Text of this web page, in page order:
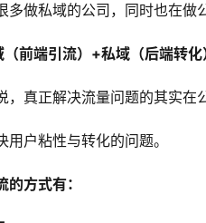
多做私域的公司，同时也在做
前端引流）+私域（后端转化
，真正解决流量问题的其实在
户粘性与转化的问题。
的方式有：